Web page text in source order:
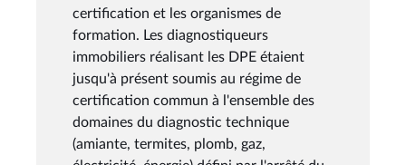
certification et les organismes de
formation. Les diagnostiqueurs
immobiliers réalisant les DPE étaient
jusqu'à présent soumis au régime de
certification commun à l'ensemble des
domaines du diagnostic technique
(amiante, termites, plomb, gaz,